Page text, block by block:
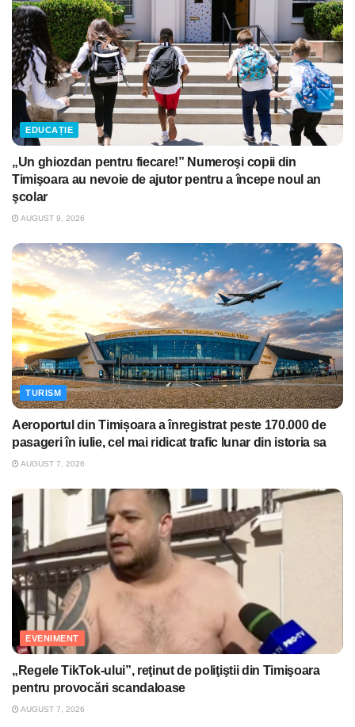
EDUCAȚIE
„Un ghiozdan pentru fiecare!” Numeroşi copii din
Timişoara au nevoie de ajutor pentru a începe noul an
şcolar
AUGUST 9, 2026
TURISM
Aeroportul din Timișoara a înregistrat peste 170.000 de
pasageri în iulie, cel mai ridicat trafic lunar din istoria sa
AUGUST 7, 2026
EVENIMENT
„Regele TikTok-ului”, reţinut de poliţiştii din Timişoara
pentru provocări scandaloase
AUGUST 7, 2026